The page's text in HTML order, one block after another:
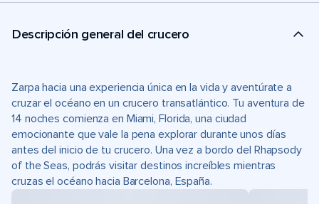
Descripción general del crucero
Zarpa hacia una experiencia única en la vida y aventúrate a
cruzar el océano en un crucero transatlántico. Tu aventura de
14 noches comienza en Miami, Florida, una ciudad
emocionante que vale la pena explorar durante unos días
antes del inicio de tu crucero. Una vez a bordo del Rhapsody
of the Seas, podrás visitar destinos increíbles mientras
cruzas el océano hacia Barcelona, España.